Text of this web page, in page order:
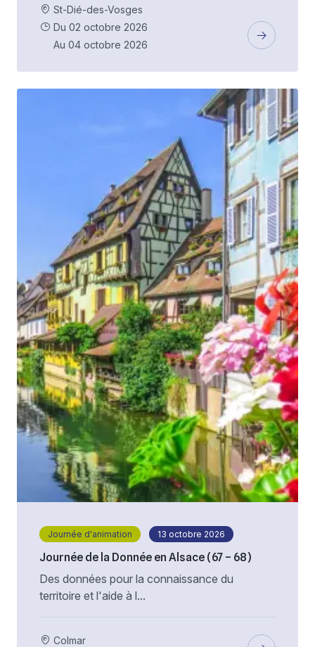
St-Dié-des-Vosges
Du 02 octobre 2026
Au 04 octobre 2026
Journée d'animation 13 octobre 2026
Journée de la Donnée en Alsace (67 – 68)
Des données pour la connaissance du
territoire et l'aide à l...
Colmar